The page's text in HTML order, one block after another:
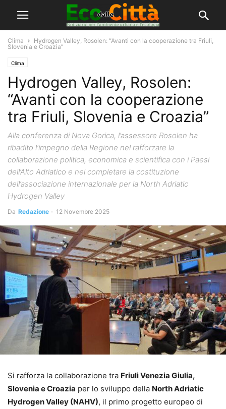
Clima
Hydrogen Valley, Rosolen: “Avanti con la cooperazione tra Friuli,
Slovenia e Croazia”
Clima
Hydrogen Valley, Rosolen:
“Avanti con la cooperazione
tra Friuli, Slovenia e Croazia”
Alla conferenza di Nova Gorica, l’assessore Rosolen ha
ribadito l’impegno della Regione nel rafforzare la
collaborazione politica, economica e scientifica con i Paesi
dell’Alto Adriatico e nel completare la costituzione
dell’associazione internazionale per la North Adriatic
Hydrogen Valley
Da Redazione - 12 Novembre 2025
Si rafforza la collaborazione tra Friuli Venezia Giulia,
Slovenia e Croazia per lo sviluppo della North Adriatic
Hydrogen Valley (NAHV), il primo progetto europeo di